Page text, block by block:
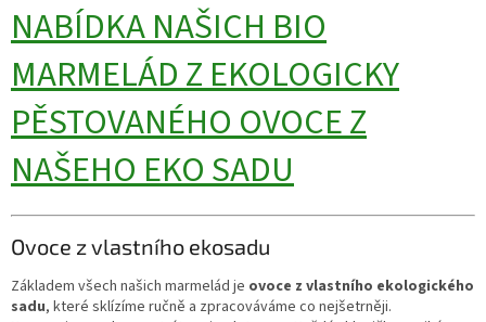
NABÍDKA NAŠICH BIO
MARMELÁD Z EKOLOGICKY
PĚSTOVANÉHO OVOCE Z
NAŠEHO EKO SADU
Ovoce z vlastního ekosadu
Základem všech našich marmelád je ovoce z vlastního ekologického
sadu, které sklízíme ručně a zpracováváme co nejšetrněji.